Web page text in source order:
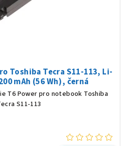
Toshiba Tecra S11-113, Li-
mAh (56 Wh), černá
T6 Power pro notebook Toshiba
S11-113